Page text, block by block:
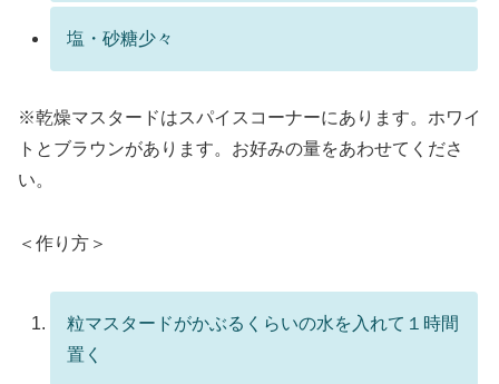
塩・砂糖少々
※乾燥マスタードはスパイスコーナーにあります。ホワイ
トとブラウンがあります。お好みの量をあわせてくださ
い。
＜作り方＞
粒マスタードがかぶるくらいの水を入れて１時間
置く